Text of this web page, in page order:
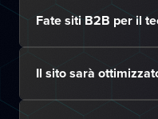
Fate siti B2B per il
Il sito sarà